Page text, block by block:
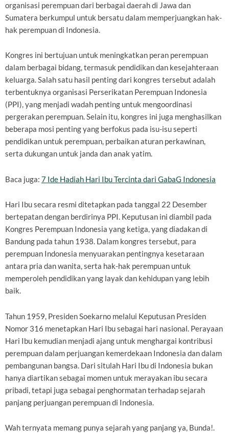
organisasi perempuan dari berbagai daerah di Jawa dan
Sumatera berkumpul untuk bersatu dalam memperjuangkan hak-
hak perempuan di Indonesia.
Kongres ini bertujuan untuk meningkatkan peran perempuan
dalam berbagai bidang, termasuk pendidikan dan kesejahteraan
keluarga. Salah satu hasil penting dari kongres tersebut adalah
terbentuknya organisasi Perserikatan Perempuan Indonesia
(PPI), yang menjadi wadah penting untuk mengoordinasi
pergerakan perempuan. Selain itu, kongres ini juga menghasilkan
beberapa mosi penting yang berfokus pada isu-isu seperti
pendidikan untuk perempuan, perbaikan aturan perkawinan,
serta dukungan untuk janda dan anak yatim.
Baca juga: 7 Ide Hadiah Hari Ibu Tercinta dari GabaG Indonesia
Hari Ibu secara resmi ditetapkan pada tanggal 22 Desember
bertepatan dengan berdirinya PPI. Keputusan ini diambil pada
Kongres Perempuan Indonesia yang ketiga, yang diadakan di
Bandung pada tahun 1938. Dalam kongres tersebut, para
perempuan Indonesia menyuarakan pentingnya kesetaraan
antara pria dan wanita, serta hak-hak perempuan untuk
memperoleh pendidikan yang layak dan kehidupan yang lebih
baik.
Tahun 1959, Presiden Soekarno melalui Keputusan Presiden
Nomor 316 menetapkan Hari Ibu sebagai hari nasional. Perayaan
Hari Ibu kemudian menjadi ajang untuk menghargai kontribusi
perempuan dalam perjuangan kemerdekaan Indonesia dan dalam
pembangunan bangsa. Dari situlah Hari Ibu di Indonesia bukan
hanya diartikan sebagai momen untuk merayakan ibu secara
pribadi, tetapi juga sebagai penghormatan terhadap sejarah
panjang perjuangan perempuan di Indonesia.
Wah ternyata memang punya sejarah yang panjang ya, Bunda!.